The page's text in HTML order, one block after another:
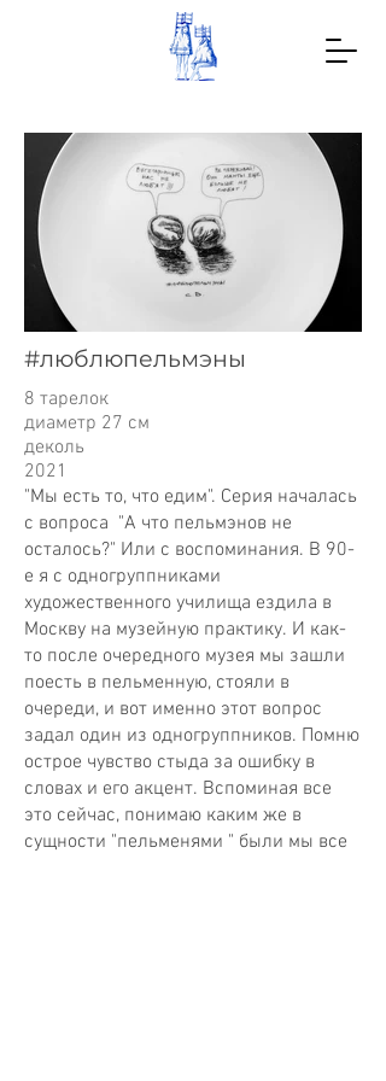
#люблюпельмэны
8 тарелок
диаметр 27 см
деколь
2021
"Мы есть то, что едим". Серия началась
с вопроса "А что пельмэнов не
осталось?" Или с воспоминания. В 90-
е я с одногруппниками
художественного училища ездила в
Москву на музейную практику. И как-
то после очередного музея мы зашли
поесть в пельменную, стояли в
очереди, и вот именно этот вопрос
задал один из одногруппников. Помню
острое чувство стыда за ошибку в
словах и его акцент. Вспоминая все
это сейчас, понимаю каким же в
сущности "пельменями " были мы все